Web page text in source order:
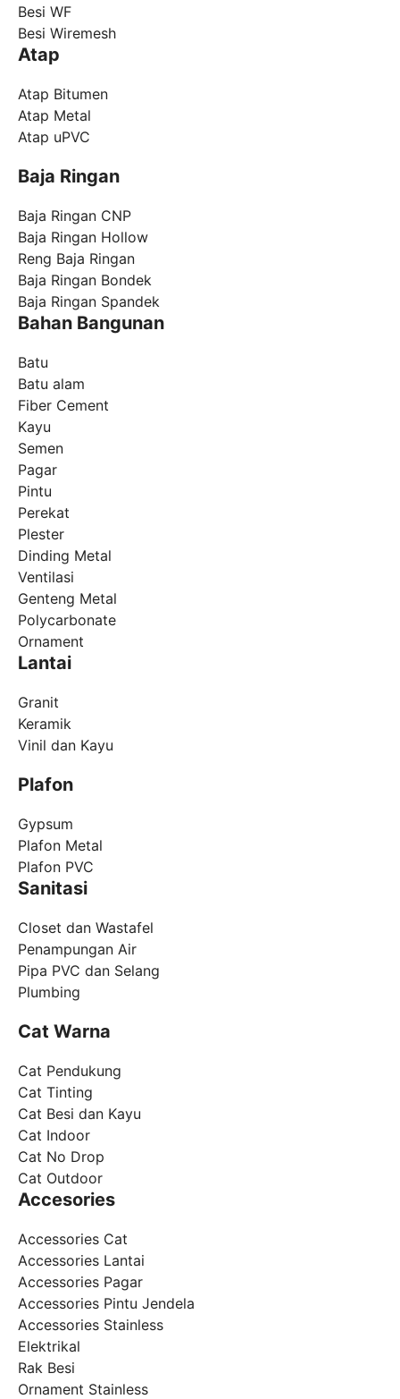
Besi WF
Besi Wiremesh
Atap
Atap Bitumen
Atap Metal
Atap uPVC
Baja Ringan
Baja Ringan CNP
Baja Ringan Hollow
Reng Baja Ringan
Baja Ringan Bondek
Baja Ringan Spandek
Bahan Bangunan
Batu
Batu alam
Fiber Cement
Kayu
Semen
Pagar
Pintu
Perekat
Plester
Dinding Metal
Ventilasi
Genteng Metal
Polycarbonate
Ornament
Lantai
Granit
Keramik
Vinil dan Kayu
Plafon
Gypsum
Plafon Metal
Plafon PVC
Sanitasi
Closet dan Wastafel
Penampungan Air
Pipa PVC dan Selang
Plumbing
Cat Warna
Cat Pendukung
Cat Tinting
Cat Besi dan Kayu
Cat Indoor
Cat No Drop
Cat Outdoor
Accesories
Accessories Cat
Accessories Lantai
Accessories Pagar
Accessories Pintu Jendela
Accessories Stainless
Elektrikal
Rak Besi
Ornament Stainless